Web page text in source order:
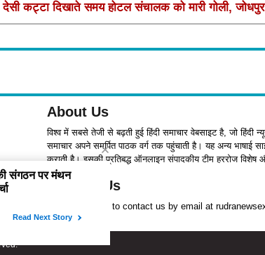
देसी कट्टा दिखाते समय होटल संचालक को मारी गोली,
About Us
विश्व में सबसे तेजी से बढ़ती हुई हिंदी समाचार वेबसाइट है, जो हिंदी
समाचार अपने समर्पित पाठक वर्ग तक पहुंचाती है। यह अन्य भाषाई
कराती है। इसकी प्रतिबद्ध ऑनलाइन संपादकीय टीम हररोज विशेष
Contact Us
please feel free to contact us by email at